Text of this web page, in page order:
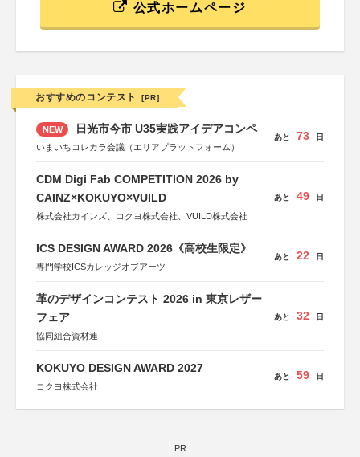
公式ホームページ
おすすめのコンテスト [PR]
NEW 日光市今市 U35実践アイデアコンペ
いまいちコレカラ会議（エリアプラットフォーム）
あと 73 日
CDM Digi Fab COMPETITION 2026 by
CAINZ×KOKUYO×VUILD
株式会社カインズ、コクヨ株式会社、VUILD株式会社
あと 49 日
ICS DESIGN AWARD 2026《高校生限定》
専門学校ICSカレッジオブアーツ
あと 22 日
革のデザインコンテスト 2026 in 東京レザー
フェア
協同組合資材連
あと 32 日
KOKUYO DESIGN AWARD 2027
コクヨ株式会社
あと 59 日
PR